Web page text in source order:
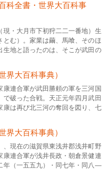
科全書・世界大百科事
・大月市下初狩二二一番地）生
む）。家業は繭、馬喰、そのほ
地と語ったのは、そこが武田の
界大百科事典）
連合軍が武田勝頼の軍を三河国
破った合戦。天正元年四月武田
は再び北三河の奪回を図り、七
界大百科事典）
、現在の滋賀県東浅井郡浅井町野
連合軍が浅井長政・朝倉景健連
年（一五五九）・同七年・同八―